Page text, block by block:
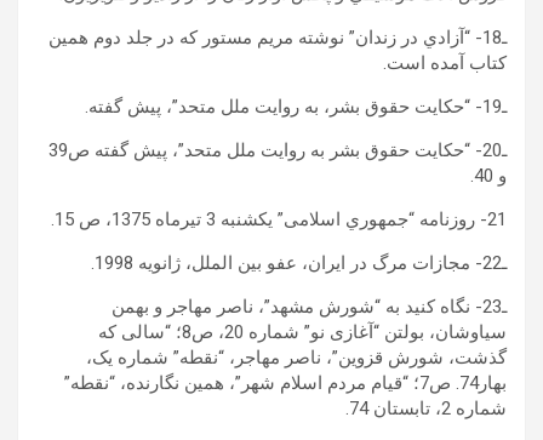
ـ18- “آزادي در زندان” نوشته مريم مستور که در جلد دوم همين
کتاب آمده است.
ـ19- “حکايت حقوق بشر، به روايت ملل متحد”، پيش گفته.
ـ20- “حکايت حقوق بشر به روايت ملل متحد”، پيش گفته ص39
و 40.
21- روزنامه “جمهوري اسلامی” يکشنبه 3 تيرماه 1375، ص 15.
ـ22- مجازات مرگ در ايران، عفو بين الملل، ژانويه 1998.
ـ23- نگاه کنيد به “شورش مشهد”، ناصر مهاجر و بهمن
سياوشان، بولتن “آغازی نو” شماره 20، ص8؛ “سالی که
گذشت، شورش قزوين”، ناصر مهاجر، “نقطه” شماره يک،
بهار74. ص7؛ “قيام مردم اسلام شهر”، همين نگارنده، “نقطه”
شماره 2، تابستان 74.